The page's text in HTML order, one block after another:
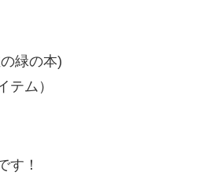
緑の本)
テム）
す！